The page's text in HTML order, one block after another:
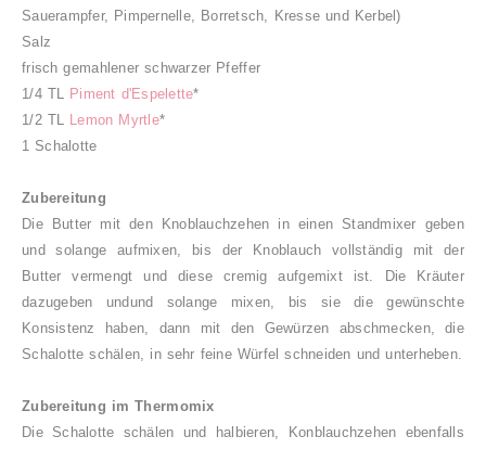
Sauerampfer, Pimpernelle, Borretsch, Kresse und Kerbel)
Salz
frisch gemahlener schwarzer Pfeffer
1/4 TL Piment d'Espelette*
1/2 TL Lemon Myrtle*
1 Schalotte
Zubereitung
Die Butter mit den Knoblauchzehen in einen Standmixer geben
und solange aufmixen, bis der Knoblauch vollständig mit der
Butter vermengt und diese cremig aufgemixt ist. Die Kräuter
dazugeben undund solange mixen, bis sie die gewünschte
Konsistenz haben, dann mit den Gewürzen abschmecken, die
Schalotte schälen, in sehr feine Würfel schneiden und unterheben.
Zubereitung im Thermomix
Die Schalotte schälen und halbieren, Konblauchzehen ebenfalls